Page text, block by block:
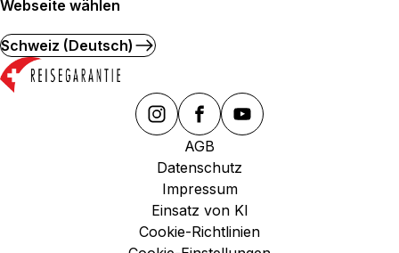
Webseite wählen
Schweiz (Deutsch)
AGB
Datenschutz
Impressum
Einsatz von KI
Cookie-Richtlinien